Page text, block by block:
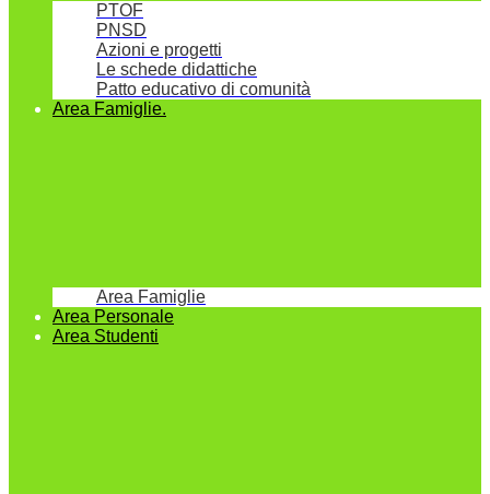
PTOF
PNSD
Azioni e progetti
Le schede didattiche
Patto educativo di comunità
Area Famiglie.
Area Famiglie
Area Personale
Area Studenti